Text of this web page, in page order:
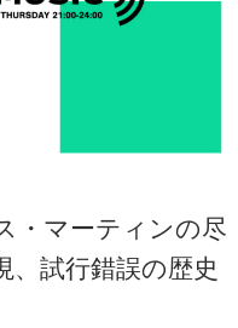
・マーティンの尽
、試行錯誤の歴史